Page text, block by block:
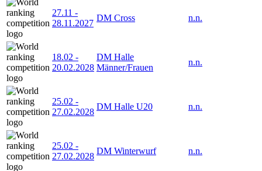
27.11 -
28.11.2027
DM Cross n.n.
18.02 -
20.02.2028
DM Halle
Männer/Frauen
n.n.
25.02 -
27.02.2028
DM Halle U20 n.n.
25.02 -
27.02.2028
DM Winterwurf n.n.